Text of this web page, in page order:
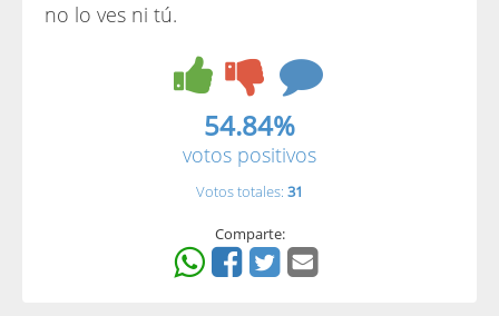
no lo ves ni tú.
54.84%
votos positivos
Votos totales: 31
Comparte: